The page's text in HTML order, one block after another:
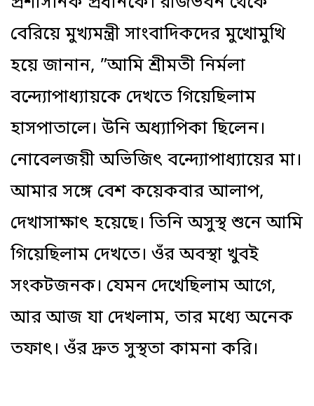
বেরিয়ে মুখ্যমন্ত্রী সাংবাদিকদের মুখোমুখি
হয়ে জানান, ”আমি শ্রীমতী নির্মলা
বন্দ্যোপাধ্যায়কে দেখতে গিয়েছিলাম
হাসপাতালে। উনি অধ্যাপিকা ছিলেন।
নোবেলজয়ী অভিজিৎ বন্দ্যোপাধ্যায়ের মা।
আমার সঙ্গে বেশ কয়েকবার আলাপ,
দেখাসাক্ষাৎ হয়েছে। তিনি অসুস্থ শুনে আমি
গিয়েছিলাম দেখতে। ওঁর অবস্থা খুবই
সংকটজনক। যেমন দেখেছিলাম আগে,
আর আজ যা দেখলাম, তার মধ্যে অনেক
তফাৎ। ওঁর দ্রুত সুস্থতা কামনা করি।